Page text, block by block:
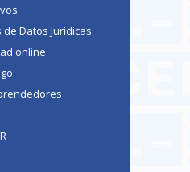
de Datos Jurídicas
online